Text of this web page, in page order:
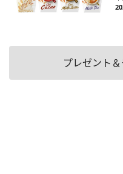
プレゼント